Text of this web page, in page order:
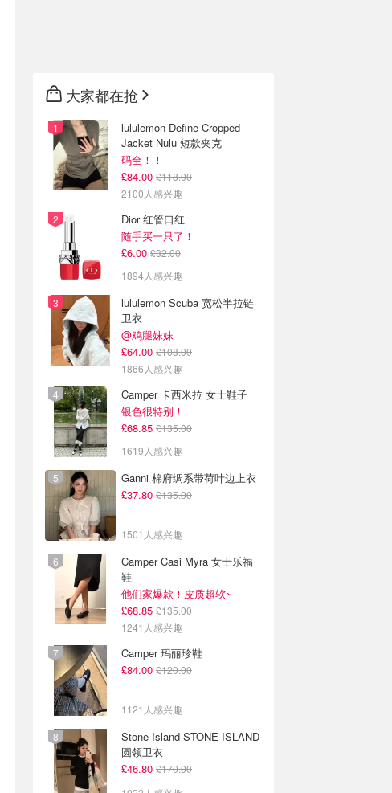
大家都在抢
lululemon Define Cropped
Jacket Nulu 短款夹克
码全！！
£84.00 £118.00
2100人感兴趣
Dior 红管口红
随手买一只了！
£6.00 £32.00
1894人感兴趣
lululemon Scuba 宽松半拉链
卫衣
@鸡腿妹妹
£64.00 £108.00
1866人感兴趣
Camper 卡西米拉 女士鞋子
银色很特别！
£68.85 £135.00
1619人感兴趣
Ganni 棉府绸系带荷叶边上衣
£37.80 £135.00
1501人感兴趣
Camper Casi Myra 女士乐福
鞋
他们家爆款！皮质超软~
£68.85 £135.00
1241人感兴趣
Camper 玛丽珍鞋
£84.00 £120.00
1121人感兴趣
Stone Island STONE ISLAND
圆领卫衣
£46.80 £170.00